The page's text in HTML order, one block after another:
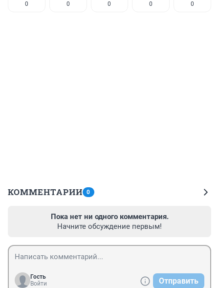
0 0 0 0 0
КОММЕНТАРИИ 0
Пока нет ни одного комментария.
Начните обсуждение первым!
Гость
Войти
Отправить